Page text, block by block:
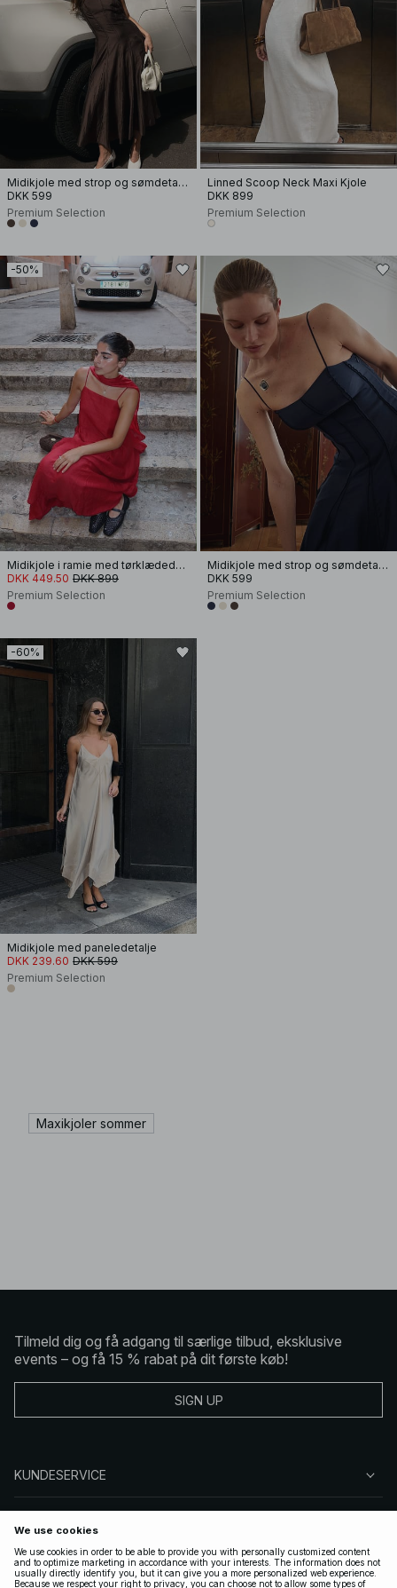
Midikjole med strop og sømdetalje
DKK 599
Premium Selection
Linned Scoop Neck Maxi Kjole
DKK 899
Premium Selection
-50%
Midikjole i ramie med tørklædedetalje
DKK 449.50 DKK 899
Premium Selection
Midikjole med strop og sømdetalje
DKK 599
Premium Selection
-60%
Midikjole med paneledetalje
DKK 239.60 DKK 599
Premium Selection
Maxikjoler sommer
Tilmeld dig og få adgang til særlige tilbud, eksklusive
events – og få 15 % rabat på dit første køb!
SIGN UP
KUNDESERVICE
FØLG OS